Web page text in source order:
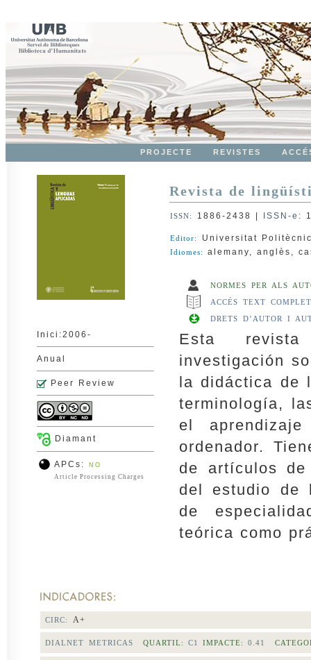
PROJECTE REVISTES
Inici:2006-
Anual
Peer Review
Diamant
APCs:
NO
Article Processing Charges
Revista de
ISSN: 1886-2438 ISSN-e :
Editor: Universitat
Idiomes: alemany, anglès,
NORMES PER ALS
ACCÉS TEXT COMPLET
DRETS D’AUTOR I
Esta
investigación
la didáctica de
terminología,
el
ordenador.
de artículos
del estudio de
de
teórica como
CIRC: A+
DIALNET METRICAS QUARTIL: C1 IMPACTE: 0.41